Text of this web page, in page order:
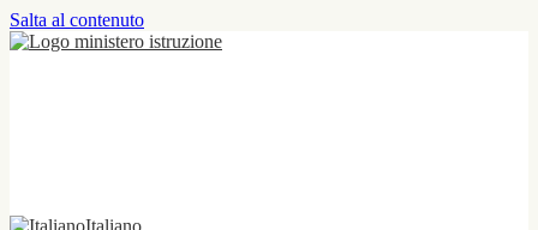
Salta al contenuto
Italiano